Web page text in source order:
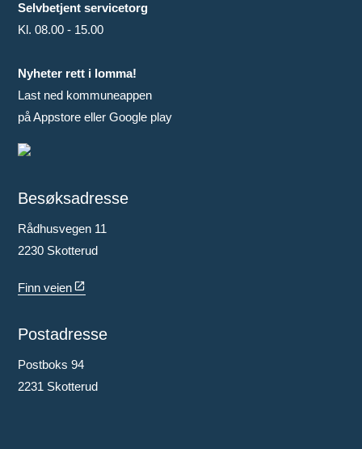
Selvbetjent servicetorg
Kl. 08.00 - 15.00
Nyheter rett i lomma!
Last ned kommuneappen
på Appstore eller Google play
Besøksadresse
Rådhusvegen 11
2230 Skotterud
Finn veien
Postadresse
Postboks 94
2231 Skotterud